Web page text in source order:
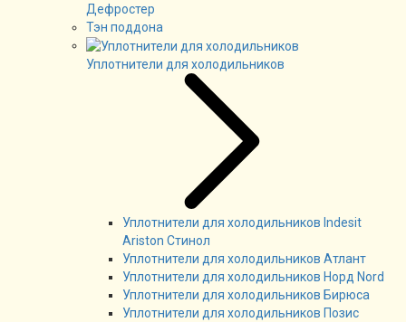
Дефростер
Тэн поддона
Уплотнители для холодильников
Уплотнители для холодильников Indesit
Ariston Стинол
Уплотнители для холодильников Атлант
Уплотнители для холодильников Норд Nord
Уплотнители для холодильников Бирюса
Уплотнители для холодильников Позис